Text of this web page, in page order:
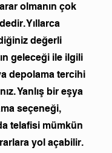
olmanın çok
Yıllarca
değerli
geleceği ile ilgili
depolama tercihi
Yanlış bir eşya
seçeneği,
telafisi mümkün
yol açabilir.